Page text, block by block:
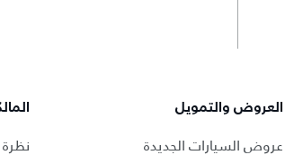
العروض والتمويل
عروض السيارات الجديدة